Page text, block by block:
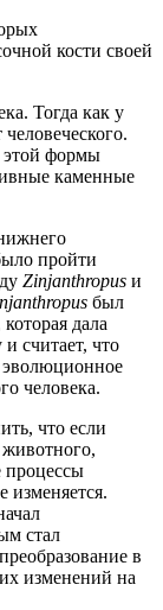
кости своей
Тогда как у
человеческого.
этой формы
каменные
пройти
Zinjanthropus и
был
дала
считает, что
эволюционное
человека.
что если
процессы
изменяется.
стал
в
изменений на